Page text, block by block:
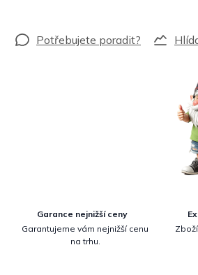
Garance nejnižší ceny
Garantujeme vám nejnižší cenu
na trhu.